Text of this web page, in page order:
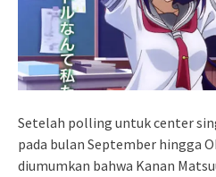
Setelah polling untuk center
pada bulan September hingga
diumumkan bahwa Kanan